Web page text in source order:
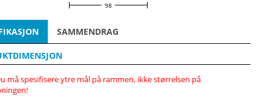
98
SAMMENDRAG
må spesifisere ytre mål på rammen, ikke størrelsen på